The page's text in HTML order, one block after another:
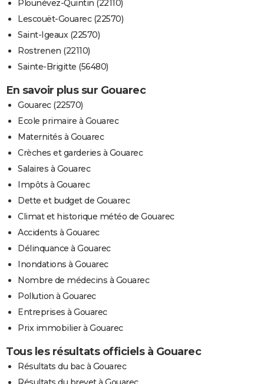
Plounévez-Quintin (22110)
Lescouët-Gouarec (22570)
Saint-Igeaux (22570)
Rostrenen (22110)
Sainte-Brigitte (56480)
En savoir plus sur Gouarec
Gouarec (22570)
Ecole primaire à Gouarec
Maternités à Gouarec
Crèches et garderies à Gouarec
Salaires à Gouarec
Impôts à Gouarec
Dette et budget de Gouarec
Climat et historique météo de Gouarec
Accidents à Gouarec
Délinquance à Gouarec
Inondations à Gouarec
Nombre de médecins à Gouarec
Pollution à Gouarec
Entreprises à Gouarec
Prix immobilier à Gouarec
Tous les résultats officiels à Gouarec
Résultats du bac à Gouarec